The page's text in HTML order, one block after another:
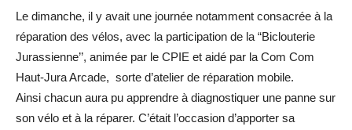
Le dimanche, il y avait une journée notamment consacrée à la
réparation des vélos, avec la participation de la “Biclouterie
Jurassienne’’, animée par le CPIE et aidé par la Com Com
Haut-Jura Arcade, sorte d’atelier de réparation mobile.
Ainsi chacun aura pu apprendre à diagnostiquer une panne sur
son vélo et à la réparer. C’était l’occasion d’apporter sa